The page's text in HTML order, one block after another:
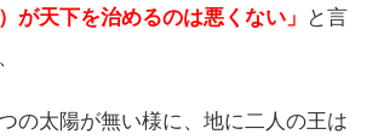
が天下を治めるのは悪くない」 と言
の太陽が無い様に、地に二人の王は